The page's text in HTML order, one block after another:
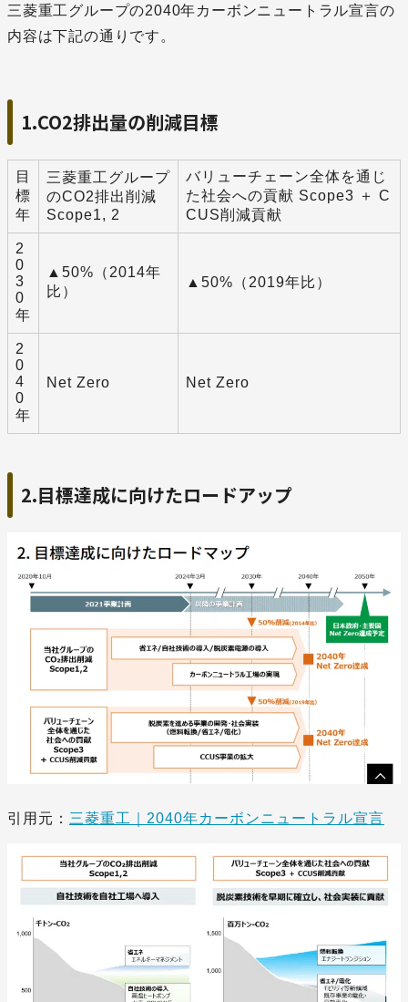
三菱重工グループの2040年カーボンニュートラル宣言の
内容は下記の通りです。
1.CO2排出量の削減目標
目
標
年
三菱重工グループ
のCO2排出削減
Scope1, 2
バリューチェーン全体を通じ
た社会への貢献 Scope3 ＋ C
CUS削減貢献
2
0
3
0
年
▲50%（2014年
比）
▲50%（2019年比）
2
0
4
0
年
Net Zero Net Zero
2.目標達成に向けたロードアップ
引用元： 三菱重工｜2040年カーボンニュートラル宣言